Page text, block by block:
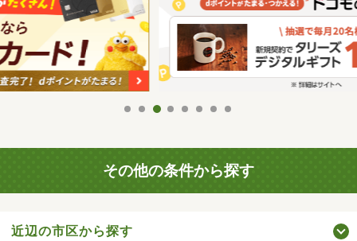
その他の条件から探す
近辺の市区から探す